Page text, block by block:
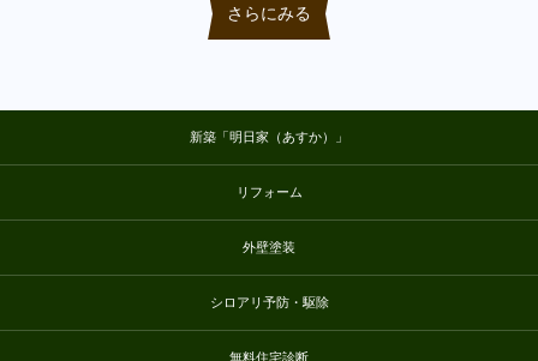
さらにみる
新築「明日家（あすか）」
リフォーム
外壁塗装
シロアリ予防・駆除
無料住宅診断